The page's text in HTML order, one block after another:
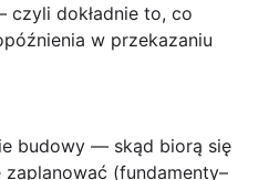
dokładnie to, co
w przekazaniu
budowy — skąd biorą się
(fundamenty–